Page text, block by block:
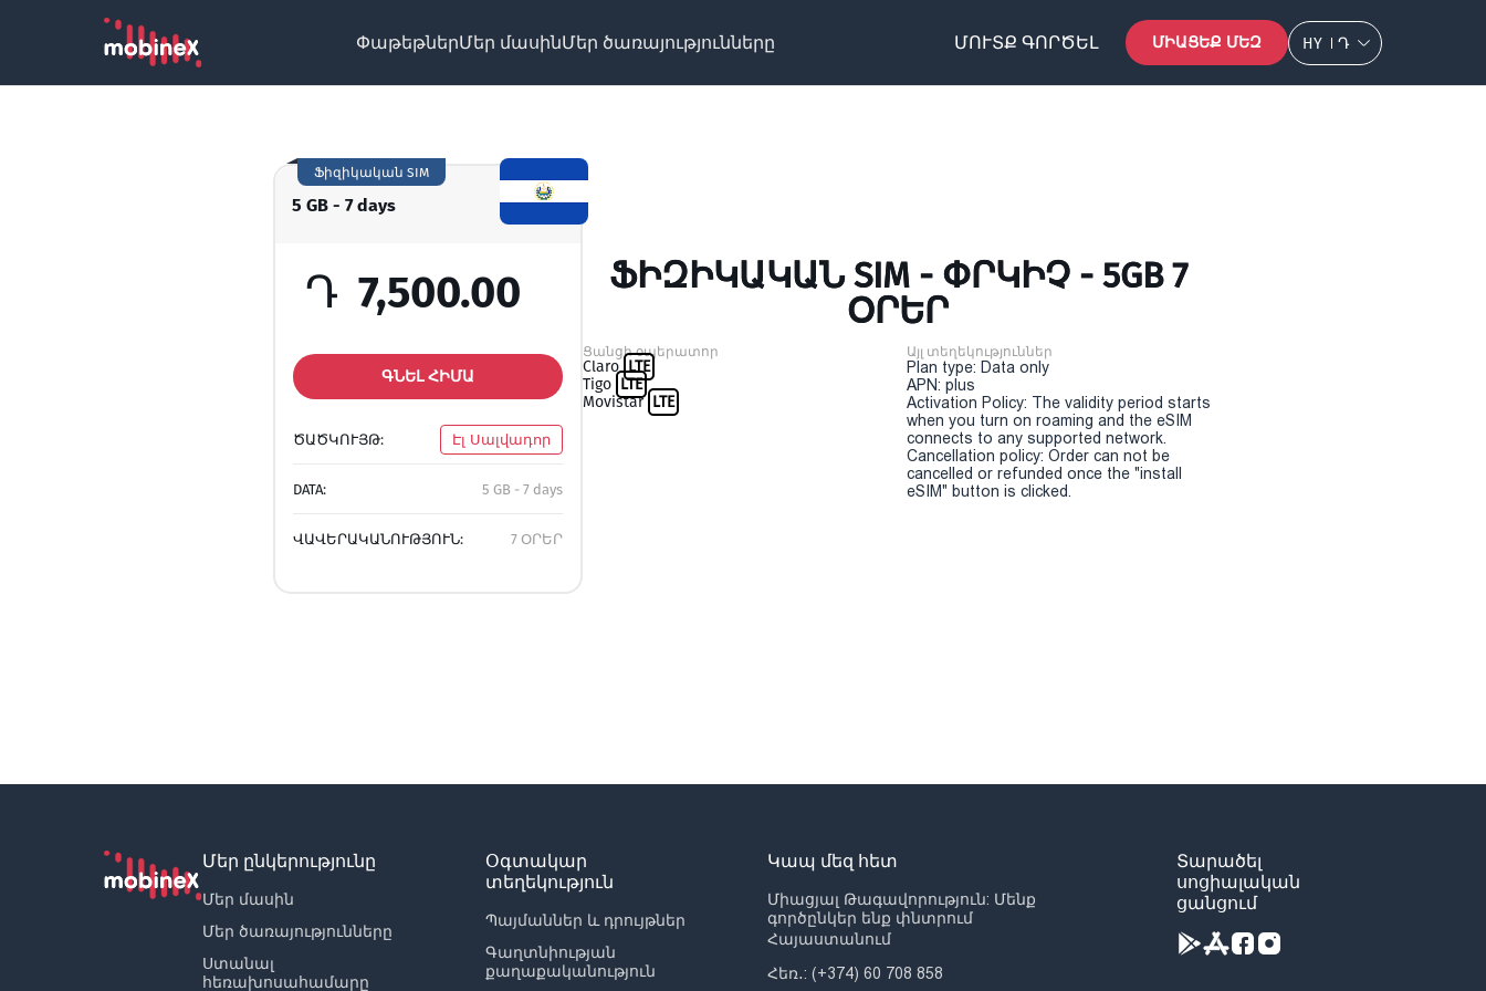
ՓաթեթներՄեր մասինՄեր ծառայությունները ՄՈՒՏՔ ԳՈՐԾԵԼ ՄԻԱՑԵՔ ՄԵԶ HY Դ
5 GB - 7 days
Ֆիզիկական SIM
Դ 7,500.00
ԳՆԵԼ ՀԻՄԱ
ԾԱԾԿՈՒՅԹ: Էլ Սալվադոր
DATA: 5 GB - 7 days
ՎԱՎԵՐԱԿԱՆՈՒԹՅՈՒՆ: 7 ՕՐԵՐ
ՖԻԶԻԿԱԿԱՆ SIM - ՓՐԿԻՉ - 5GB 7
ՕՐԵՐ
Ցանցի օպերատոր
Claro LTE
Tigo LTE
Movistar LTE
Այլ տեղեկություններ
Plan type: Data only
APN: plus
Activation Policy: The validity period starts
when you turn on roaming and the eSIM
connects to any supported network.
Cancellation policy: Order can not be
cancelled or refunded once the "install
eSIM" button is clicked.
Մեր ընկերությունը
Մեր մասին
Մեր ծառայությունները
Ստանալ
հեռախոսահամարը
Օգտակար
տեղեկություն
Պայմաններ և դրույթներ
Գաղտնիության
քաղաքականություն
Կապ մեզ հետ
Միացյալ Թագավորություն: Մենք
գործընկեր ենք փնտրում
Հայաստանում
Հեռ․: (+374) 60 708 858
Տարածել
սոցիալական
ցանցում